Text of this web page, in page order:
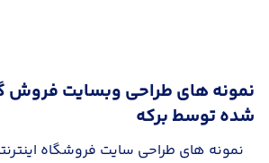
نمونه های طراحی وبسایت فروش
شده توسط برکه
نمونه های طراحی سایت فروشگاه